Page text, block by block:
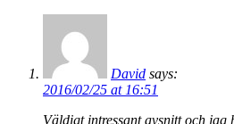
David says:
2016/02/25 at 16:51
Väldigt intressant avsnitt och jag